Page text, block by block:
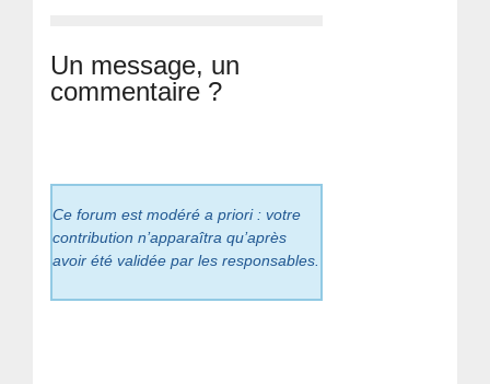
Un message, un
commentaire ?
Ce forum est modéré a priori : votre
contribution n’apparaîtra qu’après
avoir été validée par les responsables.